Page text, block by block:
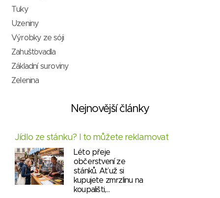
Tuky
Uzeniny
Výrobky ze sóji
Zahušťovadla
Základní suroviny
Zelenina
Nejnovější články
Jídlo ze stánku? I to můžete reklamovat
Léto přeje
občerstvení ze
stánků. Ať už si
kupujete zmrzlinu na
koupališti,…